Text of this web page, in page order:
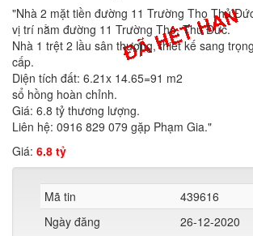
"Nhà 2 mặt tiền đường 11 Trường Thọ Thủ
vị trí nằm đường 11 Trường Thọ, Thủ Đức.
Nhà 1 trệt 2 lầu sân thượng, thiêt kế sang
cấp.
Diện tích đất: 6.21x 14.65=91 m2
sổ hồng hoàn chỉnh.
Giá: 6.8 tỷ thương lượng.
Liên hệ: 0916 829 079 gặp Phạm Gia."
Giá: 6.8 tỷ
Mã tin
439616
Ngày đăng
26-12-2020